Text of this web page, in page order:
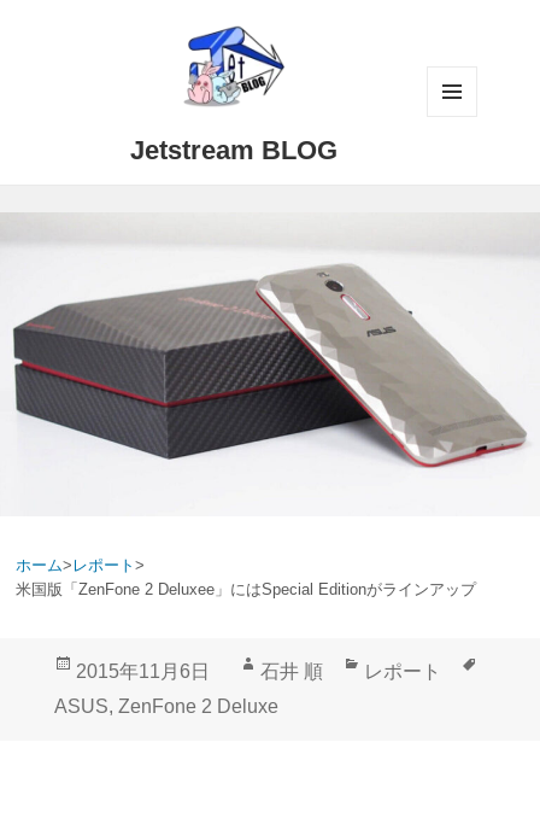
Jetstream BLOG
ホーム> レポート>
米国版「ZenFone 2 Deluxee」にはSpecial Editionがラインアップ
投
稿
2015年11月6日
作
成
石井 順
カ
レポート
ASUS, ZenFone 2 Deluxe